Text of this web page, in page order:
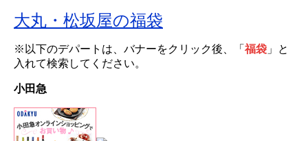
大丸・松坂屋の福袋
※以下のデパートは、バナーをクリック後、「 福袋 」と
入れて検索してください。
小田急